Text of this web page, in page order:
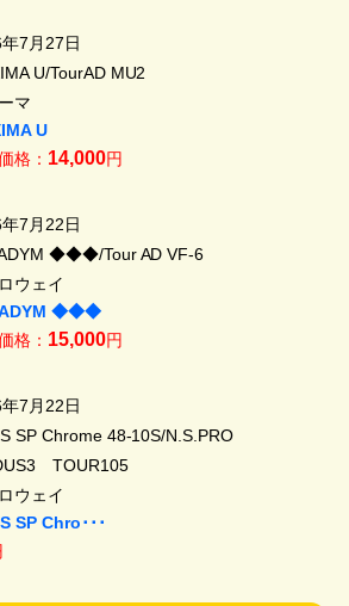
7月27日
U/TourAD MU2
マ
U
格： 14,000円
7月22日
◆◆◆/Tour AD VF-6
ウェイ
◆◆◆
格： 15,000円
7月22日
SP Chrome 48-10S/N.S.PRO
TOUR105
ウェイ
SP Chro･･･